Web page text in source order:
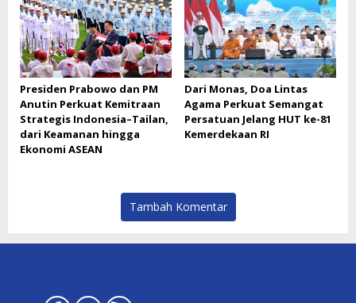
Presiden Prabowo dan PM
Anutin Perkuat Kemitraan
Strategis Indonesia–Tailan,
dari Keamanan hingga
Ekonomi ASEAN
Dari Monas, Doa Lintas
Agama Perkuat Semangat
Persatuan Jelang HUT ke-81
Kemerdekaan RI
Tambah Komentar